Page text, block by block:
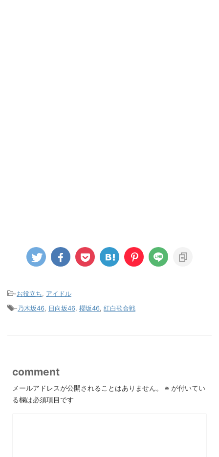
-お役立ち
アイドル
-乃木坂46 日向坂46 櫻坂46 紅白歌合戦
comment
メールアドレスが公開されることはありません。 ※ が付いてい
る欄は必須項目です